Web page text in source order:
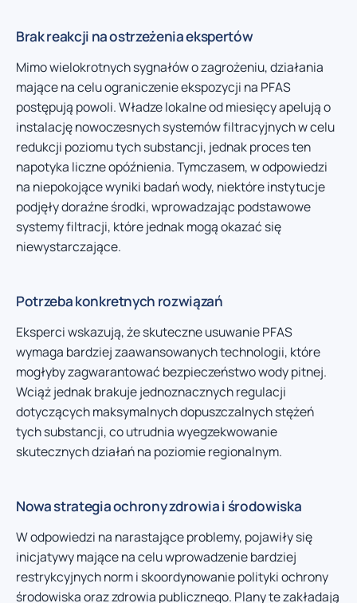
Brak reakcji na ostrzeżenia ekspertów
Mimo wielokrotnych sygnałów o zagrożeniu, działania
mające na celu ograniczenie ekspozycji na PFAS
postępują powoli. Władze lokalne od miesięcy apelują o
instalację nowoczesnych systemów filtracyjnych w celu
redukcji poziomu tych substancji, jednak proces ten
napotyka liczne opóźnienia. Tymczasem, w odpowiedzi
na niepokojące wyniki badań wody, niektóre instytucje
podjęły doraźne środki, wprowadzając podstawowe
systemy filtracji, które jednak mogą okazać się
niewystarczające.
Potrzeba konkretnych rozwiązań
Eksperci wskazują, że skuteczne usuwanie PFAS
wymaga bardziej zaawansowanych technologii, które
mogłyby zagwarantować bezpieczeństwo wody pitnej.
Wciąż jednak brakuje jednoznacznych regulacji
dotyczących maksymalnych dopuszczalnych stężeń
tych substancji, co utrudnia wyegzekwowanie
skutecznych działań na poziomie regionalnym.
Nowa strategia ochrony zdrowia i środowiska
W odpowiedzi na narastające problemy, pojawiły się
inicjatywy mające na celu wprowadzenie bardziej
restrykcyjnych norm i skoordynowanie polityki ochrony
środowiska oraz zdrowia publicznego. Plany te zakładają